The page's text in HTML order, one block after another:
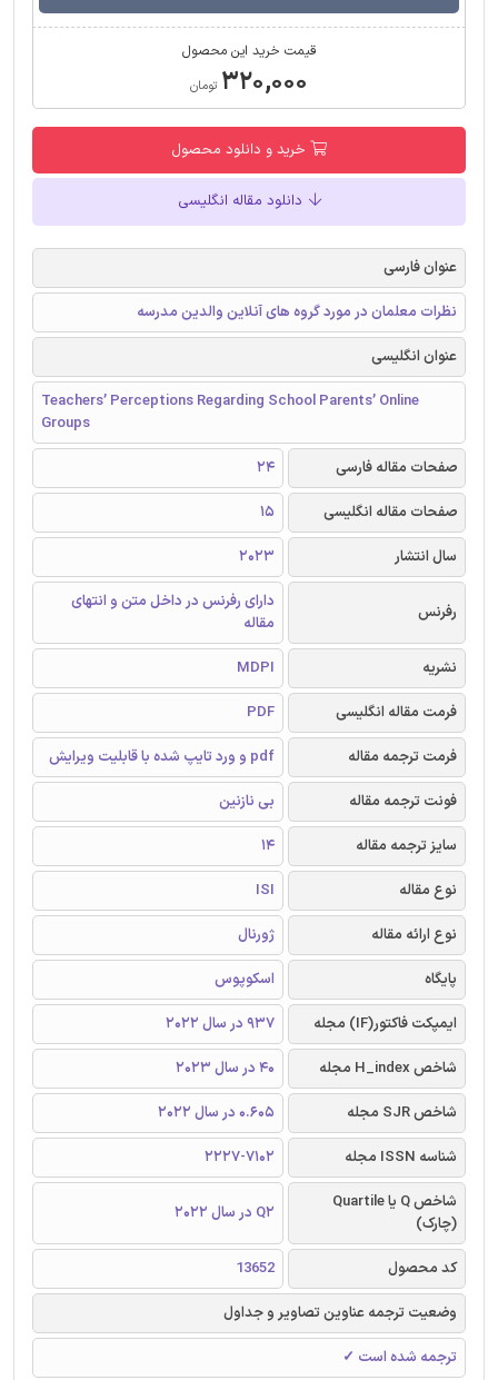
قیمت خرید این محصول
۳۲۰,۰۰۰ تومان
خرید و دانلود محصول
دانلود مقاله انگلیسی
عنوان فارسی
نظرات معلمان در مورد گروه های آنلاین والدین مدرسه
عنوان انگلیسی
Teachers’ Perceptions Regarding School Parents’ Online
Groups
صفحات مقاله فارسی
24
صفحات مقاله انگلیسی
15
سال انتشار
2023
رفرنس
دارای رفرنس در داخل متن و انتهای
مقاله
نشریه
MDPI
فرمت مقاله انگلیسی
PDF
فرمت ترجمه مقاله
pdf و ورد تایپ شده با قابلیت ویرایش
فونت ترجمه مقاله
بی نازنین
سایز ترجمه مقاله
14
نوع مقاله
ISI
نوع ارائه مقاله
ژورنال
پایگاه
اسکوپوس
ایمپکت فاکتور(IF) مجله
937 در سال 2022
شاخص H_index مجله
40 در سال 2023
شاخص SJR مجله
0.605 در سال 2022
شناسه ISSN مجله
2227-7102
شاخص Q یا Quartile
(چارک)
Q2 در سال 2022
کد محصول
13652
وضعیت ترجمه عناوین تصاویر و جداول
ترجمه شده است ✓